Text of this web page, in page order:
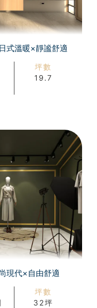
式溫暖×靜謐舒適
坪數
19.7
現代×自由舒適
坪數
32坪